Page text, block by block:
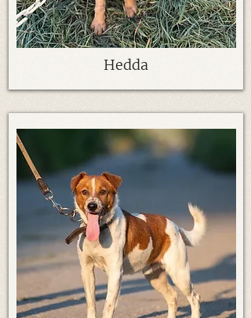
Hedda